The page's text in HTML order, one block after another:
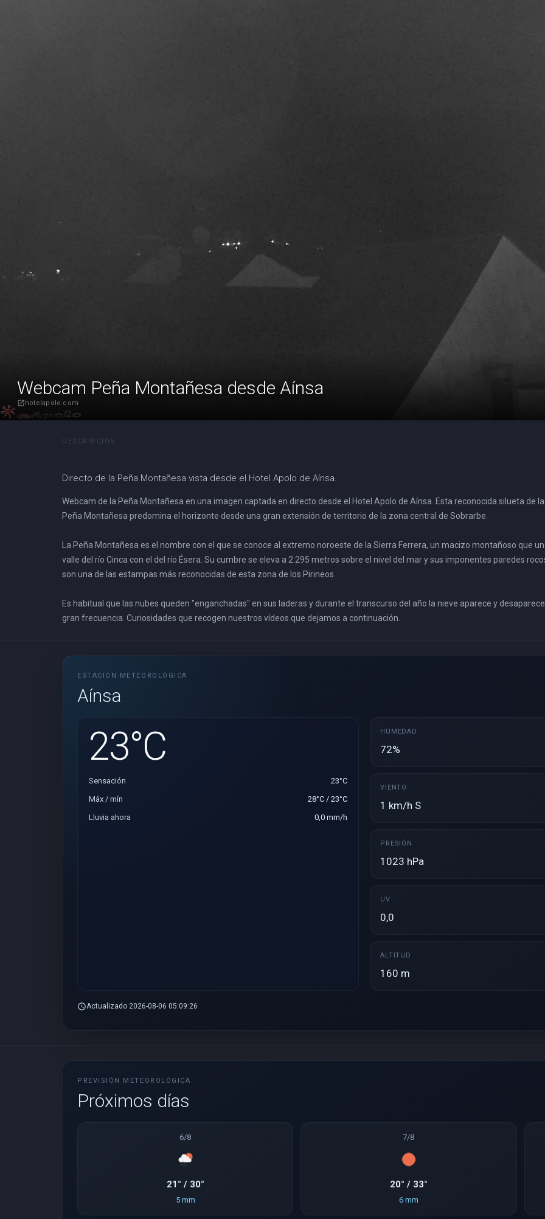
Webcam Peña Montañesa desde Aínsa
open_in_newhotelapolo.com
DESCRIPCIÓN
Directo de la Peña Montañesa vista desde el Hotel Apolo de Aínsa.
Webcam de la Peña Montañesa en una imagen captada en directo desde el Hotel Apolo de Aínsa. Esta reconocida silueta de la
Peña Montañesa predomina el horizonte desde una gran extensión de territorio de la zona central de Sobrarbe.
La Peña Montañesa es el nombre con el que se conoce al extremo noroeste de la Sierra Ferrera, un macizo montañoso que
valle del río Cinca con el del río Ésera. Su cumbre se eleva a 2.295 metros sobre el nivel del mar y sus imponentes paredes
son una de las estampas más reconocidas de esta zona de los Pirineos.
Es habitual que las nubes queden "enganchadas" en sus laderas y durante el transcurso del año la nieve aparece y
gran frecuencia. Curiosidades que recogen nuestros vídeos que dejamos a continuación.
ESTACIÓN METEOROLÓGICA
Aínsa
23°C
Sensación
23°C
Máx / mín
28°C / 23°C
Lluvia ahora
0,0 mm/h
HUMEDAD
72%
VIENTO
1 km/h S
PRESIÓN
1023 hPa
UV
0,0
ALTITUD
160 m
scheduleActualizado 2026-08-06 05:09:26
PREVISIÓN METEOROLÓGICA
Próximos días
6/8
21° / 30°
5 mm
7/8
20° / 33°
6 mm